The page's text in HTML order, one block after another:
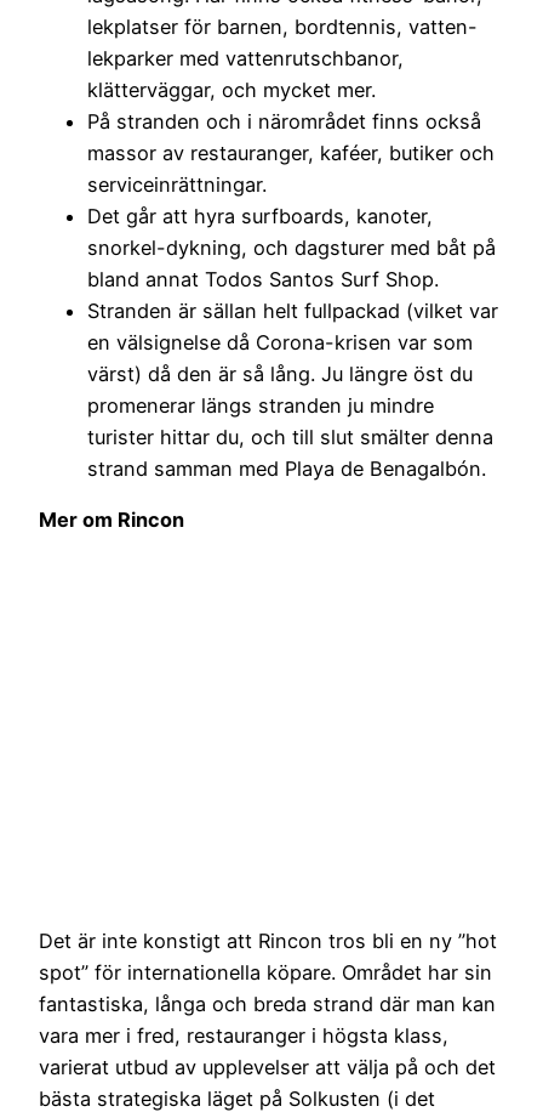
lekplatser för barnen, bordtennis, vatten-
lekparker med vattenrutschbanor,
klätterväggar, och mycket mer.
På stranden och i närområdet finns också
massor av restauranger, kaféer, butiker och
serviceinrättningar.
Det går att hyra surfboards, kanoter,
snorkel-dykning, och dagsturer med båt på
bland annat Todos Santos Surf Shop.
Stranden är sällan helt fullpackad (vilket var
en välsignelse då Corona-krisen var som
värst) då den är så lång. Ju längre öst du
promenerar längs stranden ju mindre
turister hittar du, och till slut smälter denna
strand samman med Playa de Benagalbón.
Mer om Rincon
Det är inte konstigt att Rincon tros bli en ny ”hot
spot” för internationella köpare. Området har sin
fantastiska, långa och breda strand där man kan
vara mer i fred, restauranger i högsta klass,
varierat utbud av upplevelser att välja på och det
bästa strategiska läget på Solkusten (i det